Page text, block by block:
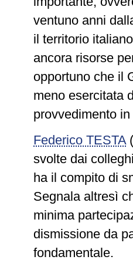
ventuno anni
il territorio
ancora risorse
opportuno che il
meno esercitata
provvedimento
Federico TESTA
svolte dai
ha il compito di
Segnala altresì
minima
dismissione da
fondamentale.